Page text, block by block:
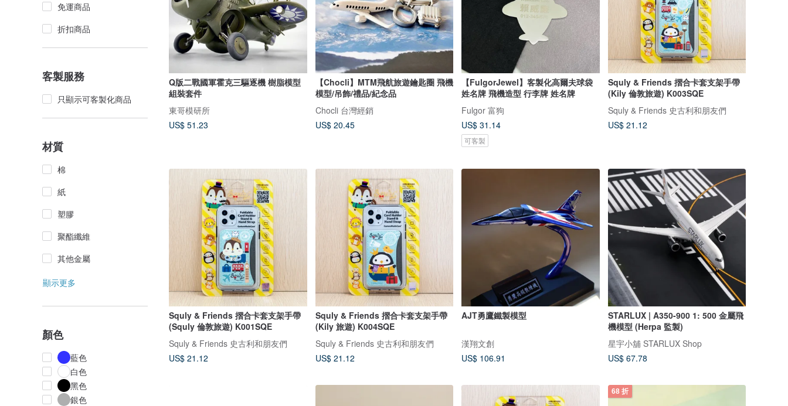
免運商品
折扣商品
客製服務
只顯示可客製化商品
材質
棉
紙
塑膠
聚酯纖維
其他金屬
顯示更多
顏色
藍色
白色
黑色
銀色
Q版二戰國軍霍克三驅逐機 樹脂模型
組裝套件
東哥模研所
US$ 51.23
【Chocli】MTM飛航旅遊鑰匙圈 飛機
模型/吊飾/禮品/紀念品
Chocli 台灣經銷
US$ 20.45
【FulgorJewel】客製化高爾夫球袋
姓名牌 飛機造型 行李牌 姓名牌
Fulgor 富狗
US$ 31.14
可客製
Squly & Friends 摺合卡套支架手帶
(Kily 倫敦旅遊) K003SQE
Squly & Friends 史古利和朋友們
US$ 21.12
Squly & Friends 摺合卡套支架手帶
(Squly 倫敦旅遊) K001SQE
Squly & Friends 史古利和朋友們
US$ 21.12
Squly & Friends 摺合卡套支架手帶
(Kily 旅遊) K004SQE
Squly & Friends 史古利和朋友們
US$ 21.12
AJT勇鷹鐵製模型
漢翔文創
US$ 106.91
STARLUX | A350-900 1: 500 金屬飛
機模型 (Herpa 監製)
星宇小舖 STARLUX Shop
US$ 67.78
68 折